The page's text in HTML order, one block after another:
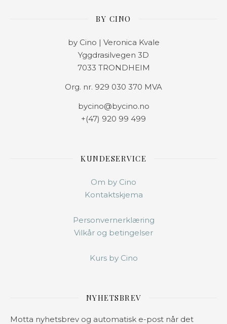
BY CINO
by Cino | Veronica Kvale
Yggdrasilvegen 3D
7033 TRONDHEIM
Org. nr. 929 030 370 MVA
bycino@bycino.no
+(47) 920 99 499
KUNDESERVICE
Om by Cino
Kontaktskjema
Personvernerklæring
Vilkår og betingelser
Kurs by Cino
NYHETSBREV
Motta nyhetsbrev og automatisk e-post når det